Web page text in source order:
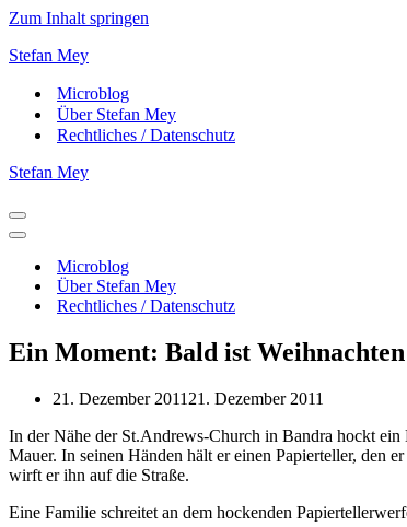
Zum Inhalt springen
Stefan Mey
Microblog
Über Stefan Mey
Rechtliches / Datenschutz
Stefan Mey
Navigationsmenü
Navigationsmenü
Microblog
Über Stefan Mey
Rechtliches / Datenschutz
Ein Moment: Bald ist Weihnachten
21. Dezember 2011 21. Dezember 2011
In der Nähe der St.Andrews-Church in Bandra hockt ein
Mauer. In seinen Händen hält er einen Papierteller, den
wirft er ihn auf die Straße.
Eine Familie schreitet an dem hockenden